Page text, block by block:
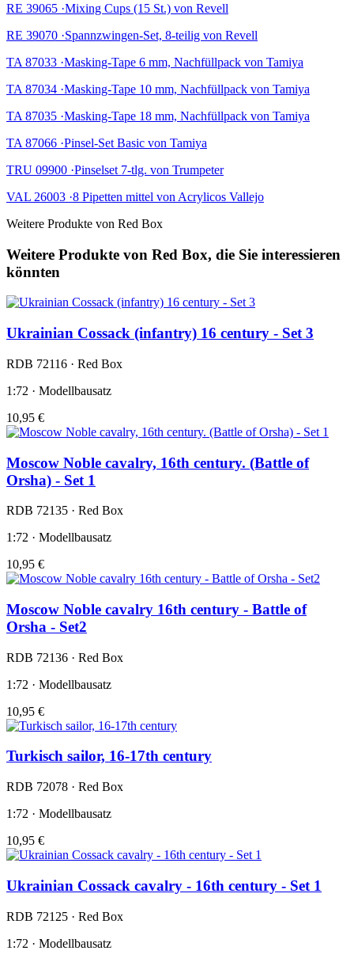
RE 39065 ·Mixing Cups (15 St.) von Revell
RE 39070 ·Spannzwingen-Set, 8-teilig von Revell
TA 87033 ·Masking-Tape 6 mm, Nachfüllpack von Tamiya
TA 87034 ·Masking-Tape 10 mm, Nachfüllpack von Tamiya
TA 87035 ·Masking-Tape 18 mm, Nachfüllpack von Tamiya
TA 87066 ·Pinsel-Set Basic von Tamiya
TRU 09900 ·Pinselset 7-tlg. von Trumpeter
VAL 26003 ·8 Pipetten mittel von Acrylicos Vallejo
Weitere Produkte von Red Box
Weitere Produkte von Red Box, die Sie interessieren
könnten
Ukrainian Cossack (infantry) 16 century - Set 3
RDB 72116 · Red Box
1:72 · Modellbausatz
10,95 €
Moscow Noble cavalry, 16th century. (Battle of
Orsha) - Set 1
RDB 72135 · Red Box
1:72 · Modellbausatz
10,95 €
Moscow Noble cavalry 16th century - Battle of
Orsha - Set2
RDB 72136 · Red Box
1:72 · Modellbausatz
10,95 €
Turkisch sailor, 16-17th century
RDB 72078 · Red Box
1:72 · Modellbausatz
10,95 €
Ukrainian Cossack cavalry - 16th century - Set 1
RDB 72125 · Red Box
1:72 · Modellbausatz